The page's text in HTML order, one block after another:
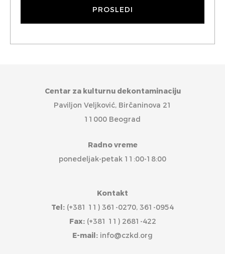
Centar za kulturnu dekontaminaciju
Paviljon Veljković, Birčaninova 21
11000 Beograd
Radno vreme
ponedeljak-petak 11:00-18:00
Kontakt
Tel: (+381 11) 361-0270, 361-0954
Fax:(+381 11) 2681-422
E-mail: info@czkd.org